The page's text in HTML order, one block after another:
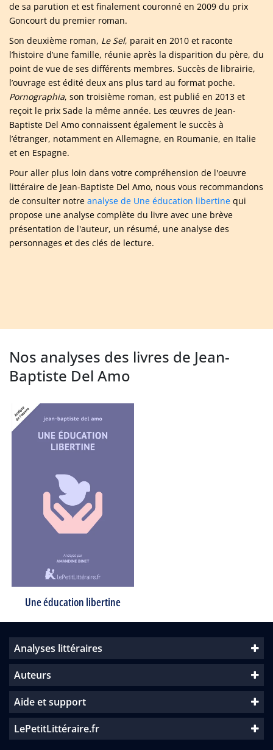
de sa parution et est finalement couronné en 2009 du prix
Goncourt du premier roman.
Son deuxième roman, Le Sel, parait en 2010 et raconte
l’histoire d’une famille, réunie après la disparition du père, du
point de vue de ses différents membres. Succès de librairie,
l’ouvrage est édité deux ans plus tard au format poche.
Pornographia, son troisième roman, est publié en 2013 et
reçoit le prix Sade la même année. Les œuvres de Jean-
Baptiste Del Amo connaissent également le succès à
l’étranger, notamment en Allemagne, en Roumanie, en Italie
et en Espagne.
Pour aller plus loin dans votre compréhension de l'oeuvre
littéraire de Jean-Baptiste Del Amo, nous vous recommandons
de consulter notre analyse de Une éducation libertine qui
propose une analyse complète du livre avec une brève
présentation de l'auteur, un résumé, une analyse des
personnages et des clés de lecture.
Nos analyses des livres de Jean-
Baptiste Del Amo
Une éducation libertine
Analyses littéraires
Auteurs
Aide et support
LePetitLittéraire.fr